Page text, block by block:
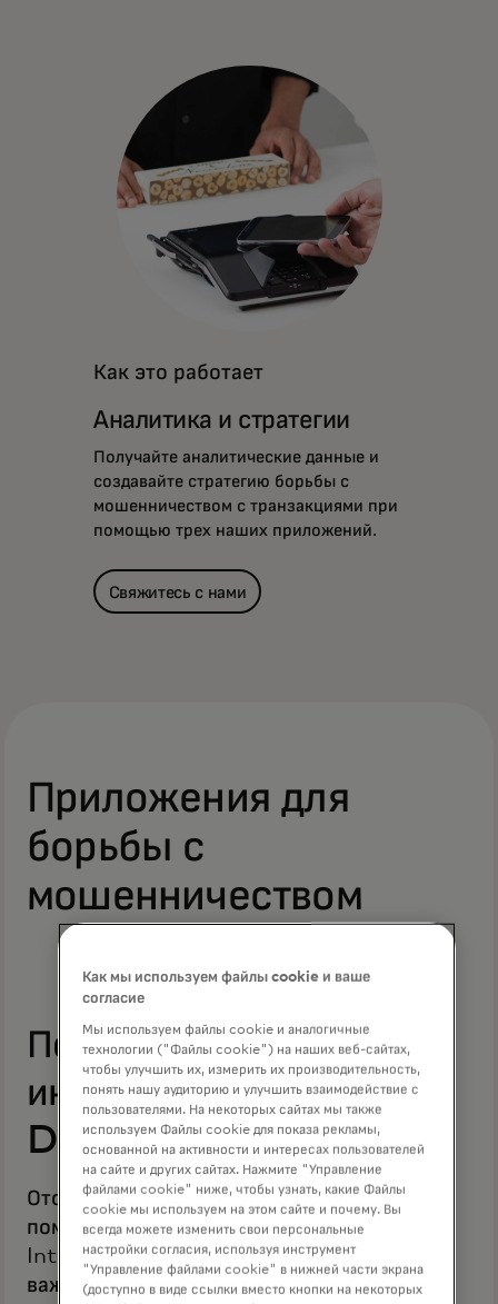
Как это работает
Аналитика и стратегии
Получайте аналитические данные и
создавайте стратегию борьбы с
мошенничеством с транзакциями при
помощью трех наших приложений.
Свяжитесь с нами
Приложения для
борьбы с
мошенничеством
Получайте ценную
информацию на панели
Decision Intelligence
Отслеживайте эффективность портфеля с
помощью нашей панели Decision
Intelligence, которая предоставляет
важные данные о рисках мошенничества и
Как мы используем файлы cookie и ваше
согласие
Мы используем файлы cookie и аналогичные
технологии ("Файлы cookie") на наших веб-сайтах,
чтобы улучшить их, измерить их производительность,
понять нашу аудиторию и улучшить взаимодействие с
пользователями. На некоторых сайтах мы также
используем Файлы cookie для показа рекламы,
основанной на активности и интересах пользователей
на сайте и других сайтах. Нажмите "Управление
файлами cookie" ниже, чтобы узнать, какие Файлы
cookie мы используем на этом сайте и почему. Вы
всегда можете изменить свои персональные
настройки согласия, используя инструмент
"Управление файлами cookie" в нижней части экрана
(доступно в виде ссылки вместо кнопки на некоторых